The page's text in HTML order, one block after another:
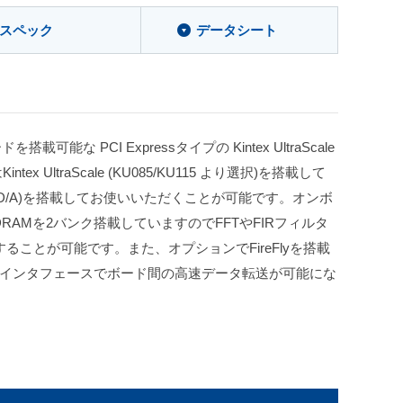
ペック データシート
を搭載可能な PCI Expressタイプの Kintex UltraScale
UltraScale (KU085/KU115 より選択)を搭載して
A)を搭載してお使いいただくことが可能です。オンボ
を2バンク搭載していますのでFFTやFIRフィルタ
ことが可能です。また、オプションでFireFlyを搭載
ンタフェースでボード間の高速データ転送が可能にな